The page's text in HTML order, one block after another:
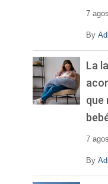
7
By
La
que
7
By